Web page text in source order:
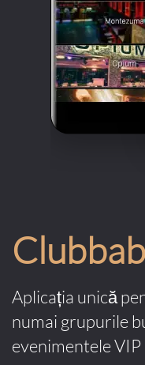
Aplicația unică
numai grupurile
evenimentele VIP